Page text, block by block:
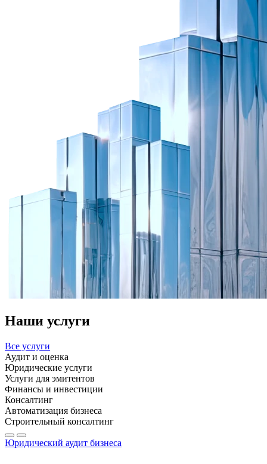
Наши услуги
Все услуги
Аудит и оценка
Юридические услуги
Услуги для эмитентов
Финансы и инвестиции
Консалтинг
Автоматизация бизнеса
Строительный консалтинг
Юридический аудит бизнеса